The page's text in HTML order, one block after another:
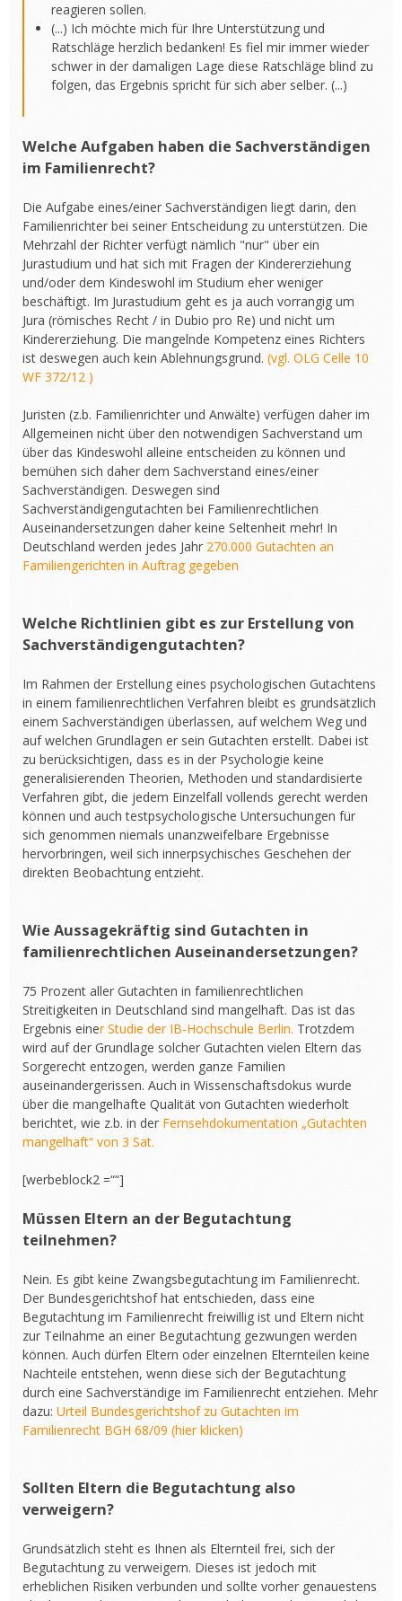
reagieren sollen.
(...) Ich möchte mich für Ihre Unterstützung und
Ratschläge herzlich bedanken! Es fiel mir immer wieder
schwer in der damaligen Lage diese Ratschläge blind zu
folgen, das Ergebnis spricht für sich aber selber. (...)
Welche Aufgaben haben die Sachverständigen
im Familienrecht?
Die Aufgabe eines/einer Sachverständigen liegt darin, den
Familienrichter bei seiner Entscheidung zu unterstützen. Die
Mehrzahl der Richter verfügt nämlich "nur" über ein
Jurastudium und hat sich mit Fragen der Kindererziehung
und/oder dem Kindeswohl im Studium eher weniger
beschäftigt. Im Jurastudium geht es ja auch vorrangig um
Jura (römisches Recht / in Dubio pro Re) und nicht um
Kindererziehung. Die mangelnde Kompetenz eines Richters
ist deswegen auch kein Ablehnungsgrund. (vgl. OLG Celle 10
WF 372/12 )
Juristen (z.b. Familienrichter und Anwälte) verfügen daher im
Allgemeinen nicht über den notwendigen Sachverstand um
über das Kindeswohl alleine entscheiden zu können und
bemühen sich daher dem Sachverstand eines/einer
Sachverständigen. Deswegen sind
Sachverständigengutachten bei Familienrechtlichen
Auseinandersetzungen daher keine Seltenheit mehr! In
Deutschland werden jedes Jahr 270.000 Gutachten an
Familiengerichten in Auftrag gegeben
Welche Richtlinien gibt es zur Erstellung von
Sachverständigengutachten?
Im Rahmen der Erstellung eines psychologischen Gutachtens
in einem familienrechtlichen Verfahren bleibt es grundsätzlich
einem Sachverständigen überlassen, auf welchem Weg und
auf welchen Grundlagen er sein Gutachten erstellt. Dabei ist
zu berücksichtigen, dass es in der Psychologie keine
generalisierenden Theorien, Methoden und standardisierte
Verfahren gibt, die jedem Einzelfall vollends gerecht werden
können und auch testpsychologische Untersuchungen für
sich genommen niemals unanzweifelbare Ergebnisse
hervorbringen, weil sich innerpsychisches Geschehen der
direkten Beobachtung entzieht.
Wie Aussagekräftig sind Gutachten in
familienrechtlichen Auseinandersetzungen?
75 Prozent aller Gutachten in familienrechtlichen
Streitigkeiten in Deutschland sind mangelhaft. Das ist das
Ergebnis einer Studie der IB-Hochschule Berlin. Trotzdem
wird auf der Grundlage solcher Gutachten vielen Eltern das
Sorgerecht entzogen, werden ganze Familien
auseinandergerissen. Auch in Wissenschaftsdokus wurde
über die mangelhafte Qualität von Gutachten wiederholt
berichtet, wie z.b. in der Fernsehdokumentation „Gutachten
mangelhaft“ von 3 Sat.
[werbeblock2 =““]
Müssen Eltern an der Begutachtung
teilnehmen?
Nein. Es gibt keine Zwangsbegutachtung im Familienrecht.
Der Bundesgerichtshof hat entschieden, dass eine
Begutachtung im Familienrecht freiwillig ist und Eltern nicht
zur Teilnahme an einer Begutachtung gezwungen werden
können. Auch dürfen Eltern oder einzelnen Elternteilen keine
Nachteile entstehen, wenn diese sich der Begutachtung
durch eine Sachverständige im Familienrecht entziehen. Mehr
dazu: Urteil Bundesgerichtshof zu Gutachten im
Familienrecht BGH 68/09 (hier klicken)
Sollten Eltern die Begutachtung also
verweigern?
Grundsätzlich steht es Ihnen als Elternteil frei, sich der
Begutachtung zu verweigern. Dieses ist jedoch mit
erheblichen Risiken verbunden und sollte vorher genauestens